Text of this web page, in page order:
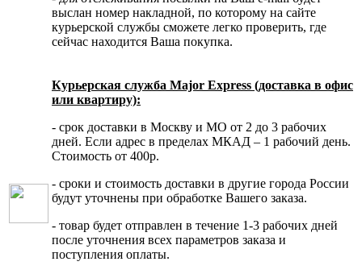
выслан номер накладной, по которому на сайте
курьерской службы сможете легко проверить, где
сейчас находится Ваша покупка.
Курьерская служба Major Express (доставка в офис
или квартиру):
- срок доставки в Москву и МО от 2 до 3 рабочих
дней. Если адрес в пределах МКАД – 1 рабочий день.
Стоимость от 400р.
- сроки и стоимость доставки в другие города России
будут уточнены при обработке Вашего заказа.
- товар будет отправлен в течение 1-3 рабочих дней
после уточнения всех параметров заказа и
поступления оплаты.